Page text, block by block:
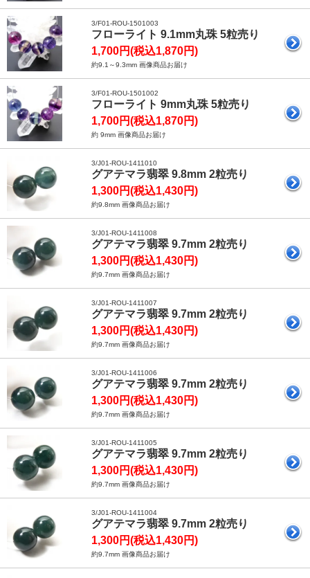
3/F01-ROU-1501003
フローライト 9.1mm丸珠 5粒売り
1,700円(税込1,870円)
約9.1～9.3mm 画像商品お届け
3/F01-ROU-1501002
フローライト 9mm丸珠 5粒売り
1,700円(税込1,870円)
約 9mm 画像商品お届け
3/J01-ROU-1411010
グアテマラ翡翠 9.8mm 2粒売り
1,300円(税込1,430円)
約9.8mm 画像商品お届け
3/J01-ROU-1411008
グアテマラ翡翠 9.7mm 2粒売り
1,300円(税込1,430円)
約9.7mm 画像商品お届け
3/J01-ROU-1411007
グアテマラ翡翠 9.7mm 2粒売り
1,300円(税込1,430円)
約9.7mm 画像商品お届け
3/J01-ROU-1411006
グアテマラ翡翠 9.7mm 2粒売り
1,300円(税込1,430円)
約9.7mm 画像商品お届け
3/J01-ROU-1411005
グアテマラ翡翠 9.7mm 2粒売り
1,300円(税込1,430円)
約9.7mm 画像商品お届け
3/J01-ROU-1411004
グアテマラ翡翠 9.7mm 2粒売り
1,300円(税込1,430円)
約9.7mm 画像商品お届け